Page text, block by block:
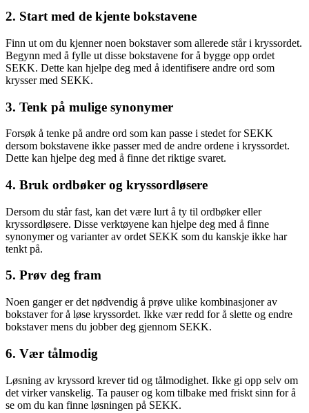
2. Start med de kjente bokstavene
Finn ut om du kjenner noen bokstaver som allerede står i kryssordet.
Begynn med å fylle ut disse bokstavene for å bygge opp ordet
SEKK. Dette kan hjelpe deg med å identifisere andre ord som
krysser med SEKK.
3. Tenk på mulige synonymer
Forsøk å tenke på andre ord som kan passe i stedet for SEKK
dersom bokstavene ikke passer med de andre ordene i kryssordet.
Dette kan hjelpe deg med å finne det riktige svaret.
4. Bruk ordbøker og kryssordløsere
Dersom du står fast, kan det være lurt å ty til ordbøker eller
kryssordløsere. Disse verktøyene kan hjelpe deg med å finne
synonymer og varianter av ordet SEKK som du kanskje ikke har
tenkt på.
5. Prøv deg fram
Noen ganger er det nødvendig å prøve ulike kombinasjoner av
bokstaver for å løse kryssordet. Ikke vær redd for å slette og endre
bokstaver mens du jobber deg gjennom SEKK.
6. Vær tålmodig
Løsning av kryssord krever tid og tålmodighet. Ikke gi opp selv om
det virker vanskelig. Ta pauser og kom tilbake med friskt sinn for å
se om du kan finne løsningen på SEKK.